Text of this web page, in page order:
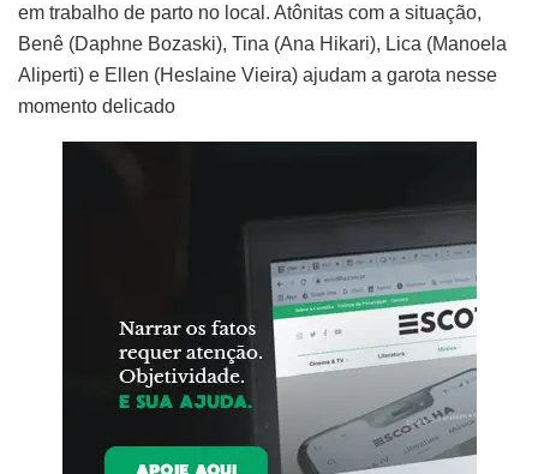
em trabalho de parto no local. Atônitas com a situação,
Benê (Daphne Bozaski), Tina (Ana Hikari), Lica (Manoela
Aliperti) e Ellen (Heslaine Vieira) ajudam a garota nesse
momento delicado